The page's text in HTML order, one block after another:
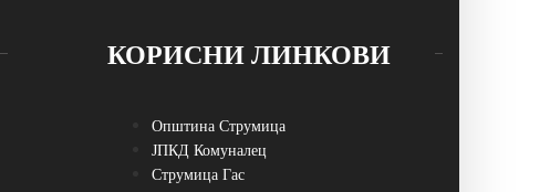
КОРИСНИ ЛИНКОВИ
Општина Струмица
ЈПКД Комуналец
Струмица Гас